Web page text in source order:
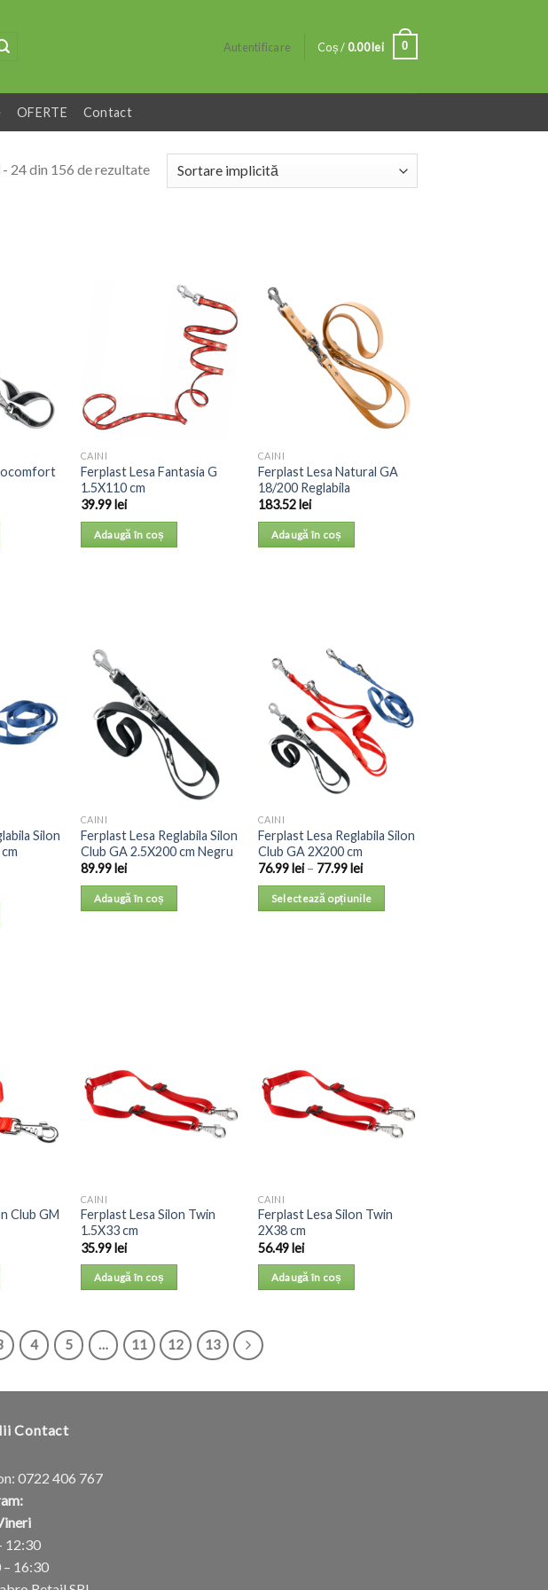
Autentificare Coș /0.00lei 0
OFERTE Contact
24 din 156 de rezultate
CAINI
Ferplast Lesa Fantasia G
1.5X110 cm
39.99lei
Adaugă în coș
CAINI
Ferplast Lesa Natural GA
18/200 Reglabila
183.52lei
Adaugă în coș
Silon
CAINI
Ferplast Lesa Reglabila Silon
Club GA 2.5X200 cm Negru
89.99lei
Adaugă în coș
CAINI
Ferplast Lesa Reglabila Silon
Club GA 2X200 cm
76.99lei– 77.99lei
Selectează opțiunile
Club GM
CAINI
Ferplast Lesa Silon Twin
1.5X33 cm
35.99lei
Adaugă în coș
CAINI
Ferplast Lesa Silon Twin
2X38 cm
56.49lei
Adaugă în coș
4 5 … 11 12 13
Contact
0722 406 767
12:30
– 16:30